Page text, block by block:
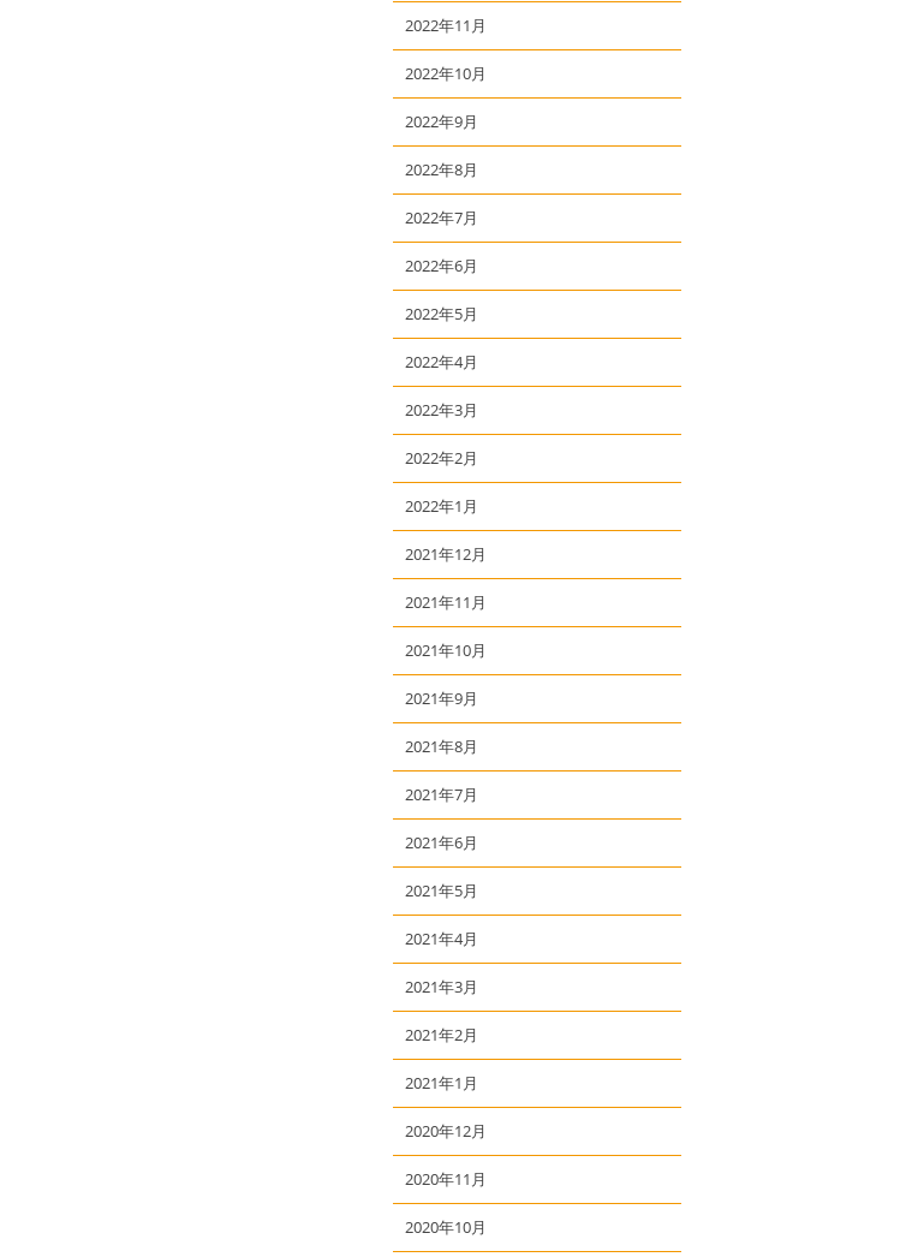
2022年11月
2022年10月
2022年9月
2022年8月
2022年7月
2022年6月
2022年5月
2022年4月
2022年3月
2022年2月
2022年1月
2021年12月
2021年11月
2021年10月
2021年9月
2021年8月
2021年7月
2021年6月
2021年5月
2021年4月
2021年3月
2021年2月
2021年1月
2020年12月
2020年11月
2020年10月